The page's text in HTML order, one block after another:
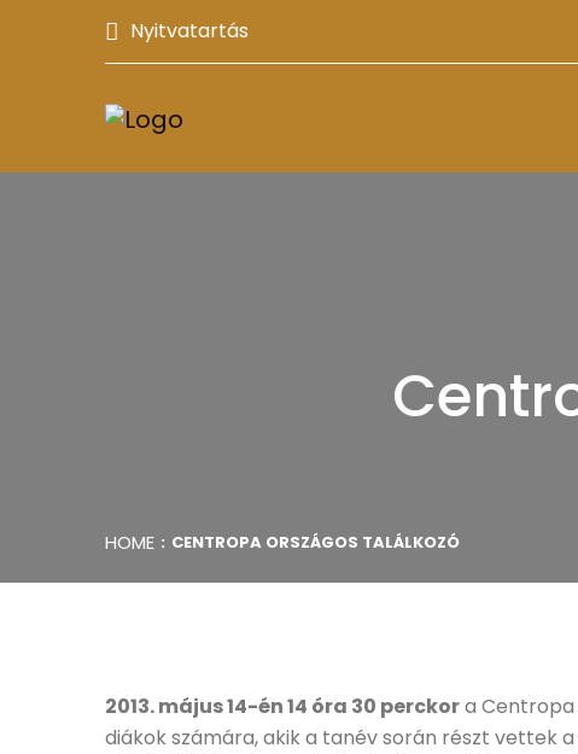
Nyitvatartás
HOME CENTROPA ORSZÁGOS TALÁLKOZÓ
2013. május 14-én 14 óra 30 perckora Centropa
diákok számára, akik a tanév során részt vettek a